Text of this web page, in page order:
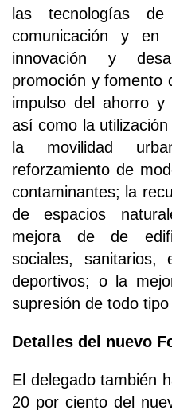
las tecnologías
comunicación y en
innovación y
promoción y fomento
impulso del ahorro y
así como la
la movilidad
reforzamiento de
contaminantes; la
de espacios
mejora de de
sociales, sanitarios,
deportivos; o la
supresión de todo
Detalles del nuevo
El delegado también
20 por ciento del